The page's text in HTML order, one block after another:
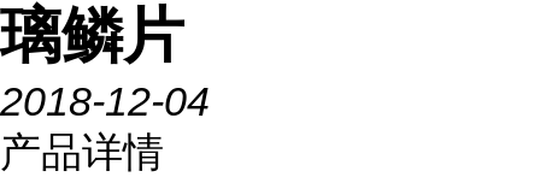
璃鳞片
2018-12-04
产品详情